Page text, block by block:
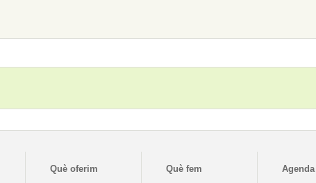
Què oferim Què fem Agenda